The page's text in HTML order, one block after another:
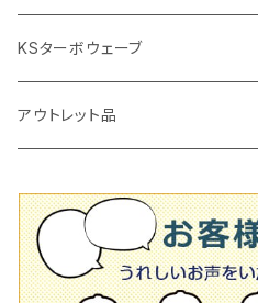
吸着盤
その他
タイル針
タイル針
その他
通常品
ビス穴付き
125mm（5インチ）
通常品
オフセットタイプ（ハットタイプ
150ｍｍ（6インチ）
205ｍｍ（8インチ）
105mm（4インチ）
125mm（5インチ）
180mm（7インチ）
KSターボウェーブ
105mm（4インチ）
150ｍｍ（6インチ）
アウトレット品